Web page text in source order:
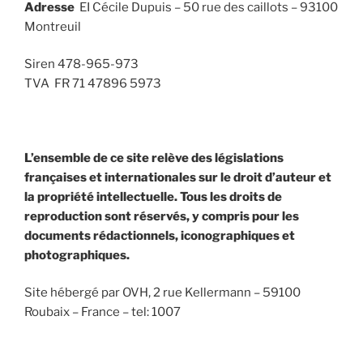
Adresse EI Cécile Dupuis – 50 rue des caillots – 93100
Montreuil
Siren 478-965-973
TVA FR 71 47896 5973
L’ensemble de ce site relève des législations
françaises et internationales sur le droit d’auteur et
la propriété intellectuelle. Tous les droits de
reproduction sont réservés, y compris pour les
documents rédactionnels, iconographiques et
photographiques.
Site hébergé par OVH, 2 rue Kellermann – 59100
Roubaix – France – tel: 1007